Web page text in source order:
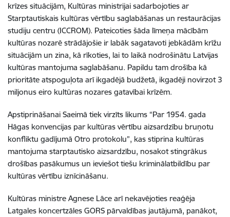
krīzes situācijām, Kultūras ministrijai sadarbojoties ar
Starptautiskais kultūras vērtību saglabāšanas un restaurācijas
studiju centru (ICCROM). Pateicoties šāda līmeņa mācībām
kultūras nozarē strādājošie ir labāk sagatavoti jebkādām krīžu
situācijām un zina, kā rīkoties, lai to laikā nodrošinātu Latvijas
kultūras mantojuma saglabāšanu. Papildu tam drošība kā
prioritāte atspoguļota arī ikgadējā budžetā, ikgadēji novirzot 3
miljonus eiro kultūras nozares gatavībai krīzēm.
Apstiprināšanai Saeimā tiek virzīts likums “Par 1954. gada
Hāgas konvencijas par kultūras vērtību aizsardzību bruņotu
konfliktu gadījumā Otro protokolu”, kas stiprina kultūras
mantojuma starptautisko aizsardzību, nosakot stingrākus
drošības pasākumus un ieviešot tiešu kriminālatbildību par
kultūras vērtību iznīcināšanu.
Kultūras ministre Agnese Lāce arī nekavējoties reaģēja
Latgales koncertzāles GORS pārvaldības jautājumā, panākot,